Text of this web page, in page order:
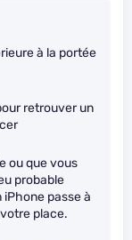
à la portée
retrouver un
ou que vous
probable
iPhone passe à
place.